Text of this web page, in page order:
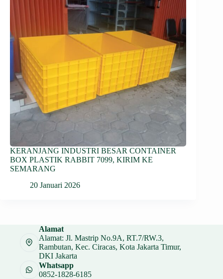
KERANJANG INDUSTRI BESAR CONTAINER
BOX PLASTIK RABBIT 7099, KIRIM KE
SEMARANG
20 Januari 2026
Alamat
Alamat: Jl. Mastrip No.9A, RT.7/RW.3,
Rambutan, Kec. Ciracas, Kota Jakarta Timur,
DKI Jakarta
Whatsapp
0852-1828-6185